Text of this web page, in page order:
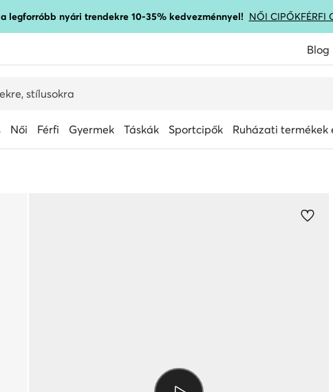
legforróbb nyári trendekre 10-35% kedvezménnyel! NŐI CIPŐKFÉRFI
Blog
Női Férfi Gyermek Táskák Sportcipők Ruházati termékek